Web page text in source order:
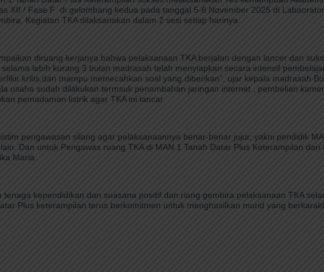
XII / Fase F di gelombang kedua pada tanggal 5-6 November 2025 di
Kegiatan TKA dilaksanakan dalam 2 sesi setiap harinya.
diruang kerjanya bahwa pelaksanaan TKA berjalan dengan lancer dan
lebih kurang 3 bulan madrasah telah menyiapkan secara intensif
kritis,dan mampu memecahkan soal yang diberikan”, ujar kepala madrasah
usaha sudah dilakukan termsuk penambahan jaringan internet , pembelian
pemadaman listrik agar TKA ini lancar.
pengawasan silang agar pelaksanaannya benar-benar jujur, yakni pendidik
Dan untuk Pengawas ruang TKA di MAN 1 Tanah Datar Plus Keterampilan dari
Maria.
kependidikan dan suasana positif dan riang gembira pelaksanaan TKA
Plus keterampilan terus berkomitmen untuk menghasilkan murid yang